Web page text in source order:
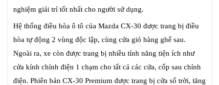
nghiệm giải trí tốt nhất cho người sử dụng.
Hệ thống điều hòa ô tô của Mazda CX-30 được trang bị điều
hòa tự động 2 vùng độc lập, cùng cửa gió hàng ghế sau.
Ngoài ra, xe còn được trang bị nhiều tính năng tiện ích như
cửa kính chỉnh điện 1 chạm cho tất cả các cửa, cốp sau chỉnh
điện. Phiên bản CX-30 Premium được trang bị cửa sổ trời, tăng